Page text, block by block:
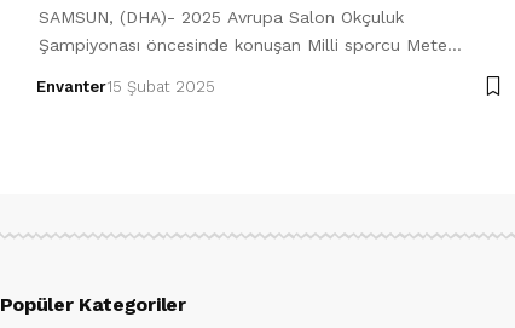
SAMSUN, (DHA)- 2025 Avrupa Salon Okçuluk
Şampiyonası öncesinde konuşan Milli sporcu Mete…
Envanter15 Şubat 2025
Popüler Kategoriler